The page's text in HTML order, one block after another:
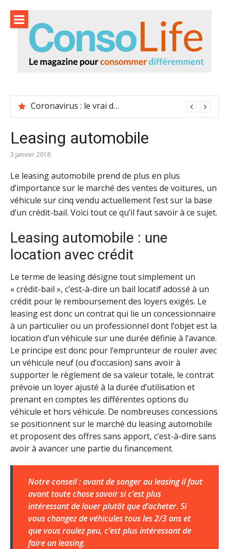
content
Coronavirus : le vrai du faux
Leasing automobile
3 janvier 2018
Le leasing automobile prend de plus en plus
d’importance sur le marché des ventes de voitures, un
véhicule sur cinq vendu actuellement l’est sur la base
d’un crédit-bail. Voici tout ce qu’il faut savoir à ce sujet.
Leasing automobile : une
location avec crédit
Le terme de leasing désigne tout simplement un
« crédit-bail », c’est-à-dire un bail locatif adossé à un
crédit pour le remboursement des loyers exigés. Le
leasing est donc un contrat qui lie un concessionnaire
à un particulier ou un professionnel dont l’objet est la
location d’un véhicule sur une durée définie à l’avance.
Le principe est donc pour l’emprunteur de rouler avec
un véhicule neuf (ou d’occasion) sans avoir à
supporter le règlement de sa valeur totale, le contrat
prévoie un loyer ajusté à la durée d’utilisation et
prenant en comptes les différentes options du
véhicule et hors véhicule. De nombreuses concessions
se positionnent sur le marché du leasing automobile
et proposent des offres sans apport, c’est-à-dire sans
avoir à avancer une partie du financement.
Notre conseil : avant de songer au leasing il faut
avant toute chose savoir si c’est plus
intéressant de louer plutôt que d’acheter. Si
vous changez de véhicules tous les 2/3 ans et
que vous roulez peu, c’est plus intéressant de
faire un leasing.